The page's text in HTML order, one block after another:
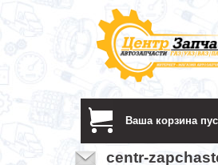
Ваша корзина
centr-